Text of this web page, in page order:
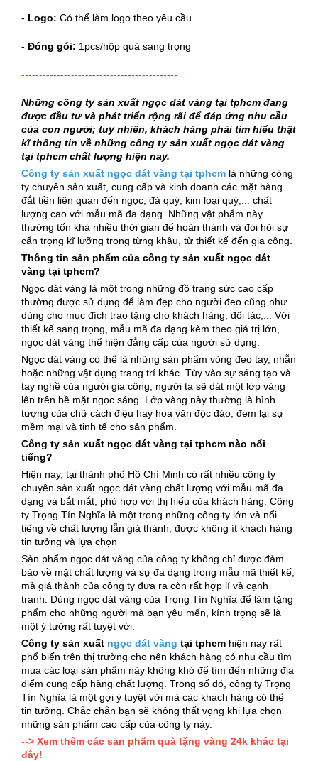
- Logo: Có thể làm logo theo yêu cầu
- Đóng gói: 1pcs/hộp quà sang trọng
--------------------------------------------
Những công ty sản xuất ngọc dát vàng tại tphcm đang
được đầu tư và phát triển rộng rãi để đáp ứng nhu cầu
của con người; tuy nhiên, khách hàng phải tìm hiểu thật
kĩ thông tin về những công ty sản xuất ngọc dát vàng
tại tphcm chất lượng hiện nay.
Công ty sản xuất ngọc dát vàng tại tphcm là những công
ty chuyên sản xuất, cung cấp và kinh doanh các mặt hàng
đắt tiền liên quan đến ngọc, đá quý, kim loại quý,... chất
lượng cao với mẫu mã đa dạng. Những vật phẩm này
thường tốn khá nhiều thời gian để hoàn thành và đòi hỏi sự
cẩn trọng kĩ lưỡng trong từng khâu, từ thiết kế đến gia công.
Thông tin sản phẩm của công ty sản xuất ngọc dát
vàng tại tphcm?
Ngọc dát vàng là một trong những đồ trang sức cao cấp
thường được sử dụng để làm đẹp cho người đeo cũng như
dùng cho mục đích trao tặng cho khách hàng, đối tác,... Với
thiết kế sang trọng, mẫu mã đa dạng kèm theo giá trị lớn,
ngọc dát vàng thể hiện đẳng cấp của người sử dụng.
Ngọc dát vàng có thể là những sản phẩm vòng đeo tay, nhẫn
hoặc những vật dụng trang trí khác. Tùy vào sự sáng tạo và
tay nghề của người gia công, người ta sẽ dát một lớp vàng
lên trên bề mặt ngọc sáng. Lớp vàng này thường là hình
tượng của chữ cách điệu hay hoa văn độc đáo, đem lại sự
mềm mại và tinh tế cho sản phẩm.
Công ty sản xuất ngọc dát vàng tại tphcm nào nổi
tiếng?
Hiện nay, tại thành phố Hồ Chí Minh có rất nhiều công ty
chuyên sản xuất ngọc dát vàng chất lượng với mẫu mã đa
dạng và bắt mắt, phù hợp với thị hiếu của khách hàng. Công
ty Trọng Tín Nghĩa là một trong những công ty lớn và nổi
tiếng về chất lượng lẫn giá thành, được không ít khách hàng
tin tưởng và lựa chọn
Sản phẩm ngọc dát vàng của công ty không chỉ được đảm
bảo về mặt chất lượng và sự đa dạng trong mẫu mã thiết kế,
mà giá thành của công ty đưa ra còn rất hợp lí và cạnh
tranh. Dùng ngọc dát vàng của Trọng Tín Nghĩa để làm tặng
phẩm cho những người mà bạn yêu mến, kính trọng sẽ là
một ý tưởng rất tuyệt vời.
Công ty sản xuất ngọc dát vàng tại tphcm hiện nay rất
phổ biến trên thị trường cho nên khách hàng có nhu cầu tìm
mua các loại sản phẩm này không khó để tìm đến những địa
điểm cung cấp hàng chất lượng. Trong số đó, công ty Trọng
Tín Nghĩa là một gợi ý tuyệt vời mà các khách hàng có thể
tin tưởng. Chắc chắn bạn sẽ không thất vọng khi lựa chọn
những sản phẩm cao cấp của công ty này.
--> Xem thêm các sản phẩm quà tặng vàng 24k khác tại
đây!